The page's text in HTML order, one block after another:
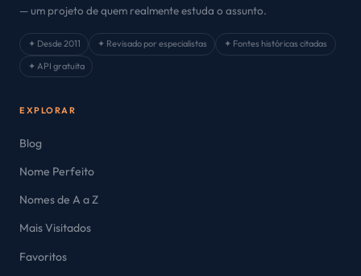
— um projeto de quem realmente estuda o assunto.
✦ Desde 2011 ✦ Revisado por especialistas
✦ Fontes históricas citadas
✦ API gratuita
EXPLORAR
Blog
Nome Perfeito
Nomes de A a Z
Mais Visitados
Favoritos